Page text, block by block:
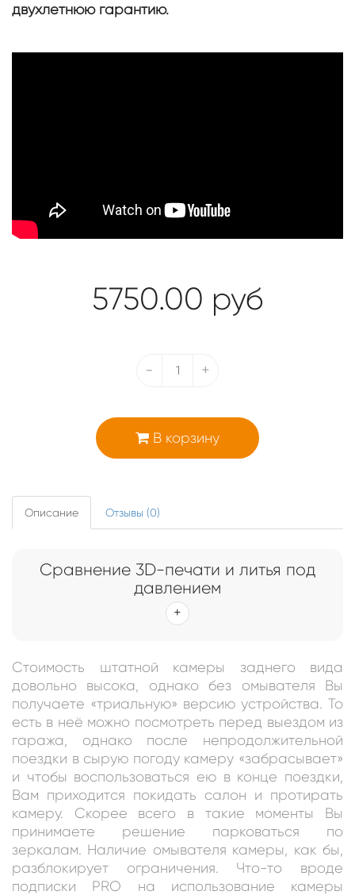
двухлетнюю гарантию.
5750.00 руб
- +
В корзину
Описание Отзывы (0)
Сравнение 3D-печати и литья под
давлением
Стоимость штатной камеры заднего вида
довольно высока, однако без омывателя Вы
получаете «триальную» версию устройства. То
есть в неё можно посмотреть перед выездом из
гаража, однако после непродолжительной
поездки в сырую погоду камеру «забрасывает»
и чтобы воспользоваться ею в конце поездки,
Вам приходится покидать салон и протирать
камеру. Скорее всего в такие моменты Вы
принимаете решение парковаться по
зеркалам. Наличие омывателя камеры, как бы,
разблокирует ограничения. Что-то вроде
подписки PRO на использование камеры